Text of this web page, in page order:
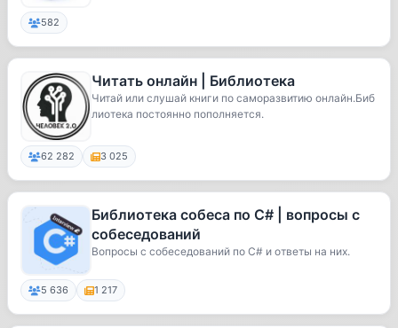
582
Читать онлайн | Библиотека
Читай или слушай книги по саморазвитию онлайн.Биб
лиотека постоянно пополняется.
62 282 3 025
Библиотека собеса по C# | вопросы с
собеседований
Вопросы с собеседований по C# и ответы на них.
5 636 1 217